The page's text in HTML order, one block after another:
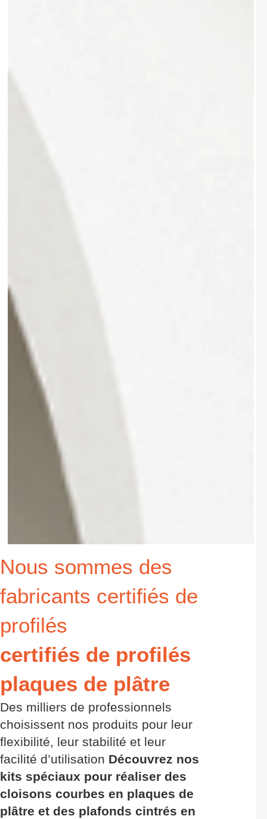
Nous sommes des
fabricants certifiés de
profilés
certifiés de profilés
plaques de plâtre
Des milliers de professionnels
choisissent nos produits pour leur
flexibilité, leur stabilité et leur
facilité d’utilisation Découvrez nos
kits spéciaux pour réaliser des
cloisons courbes en plaques de
plâtre et des plafonds cintrés en